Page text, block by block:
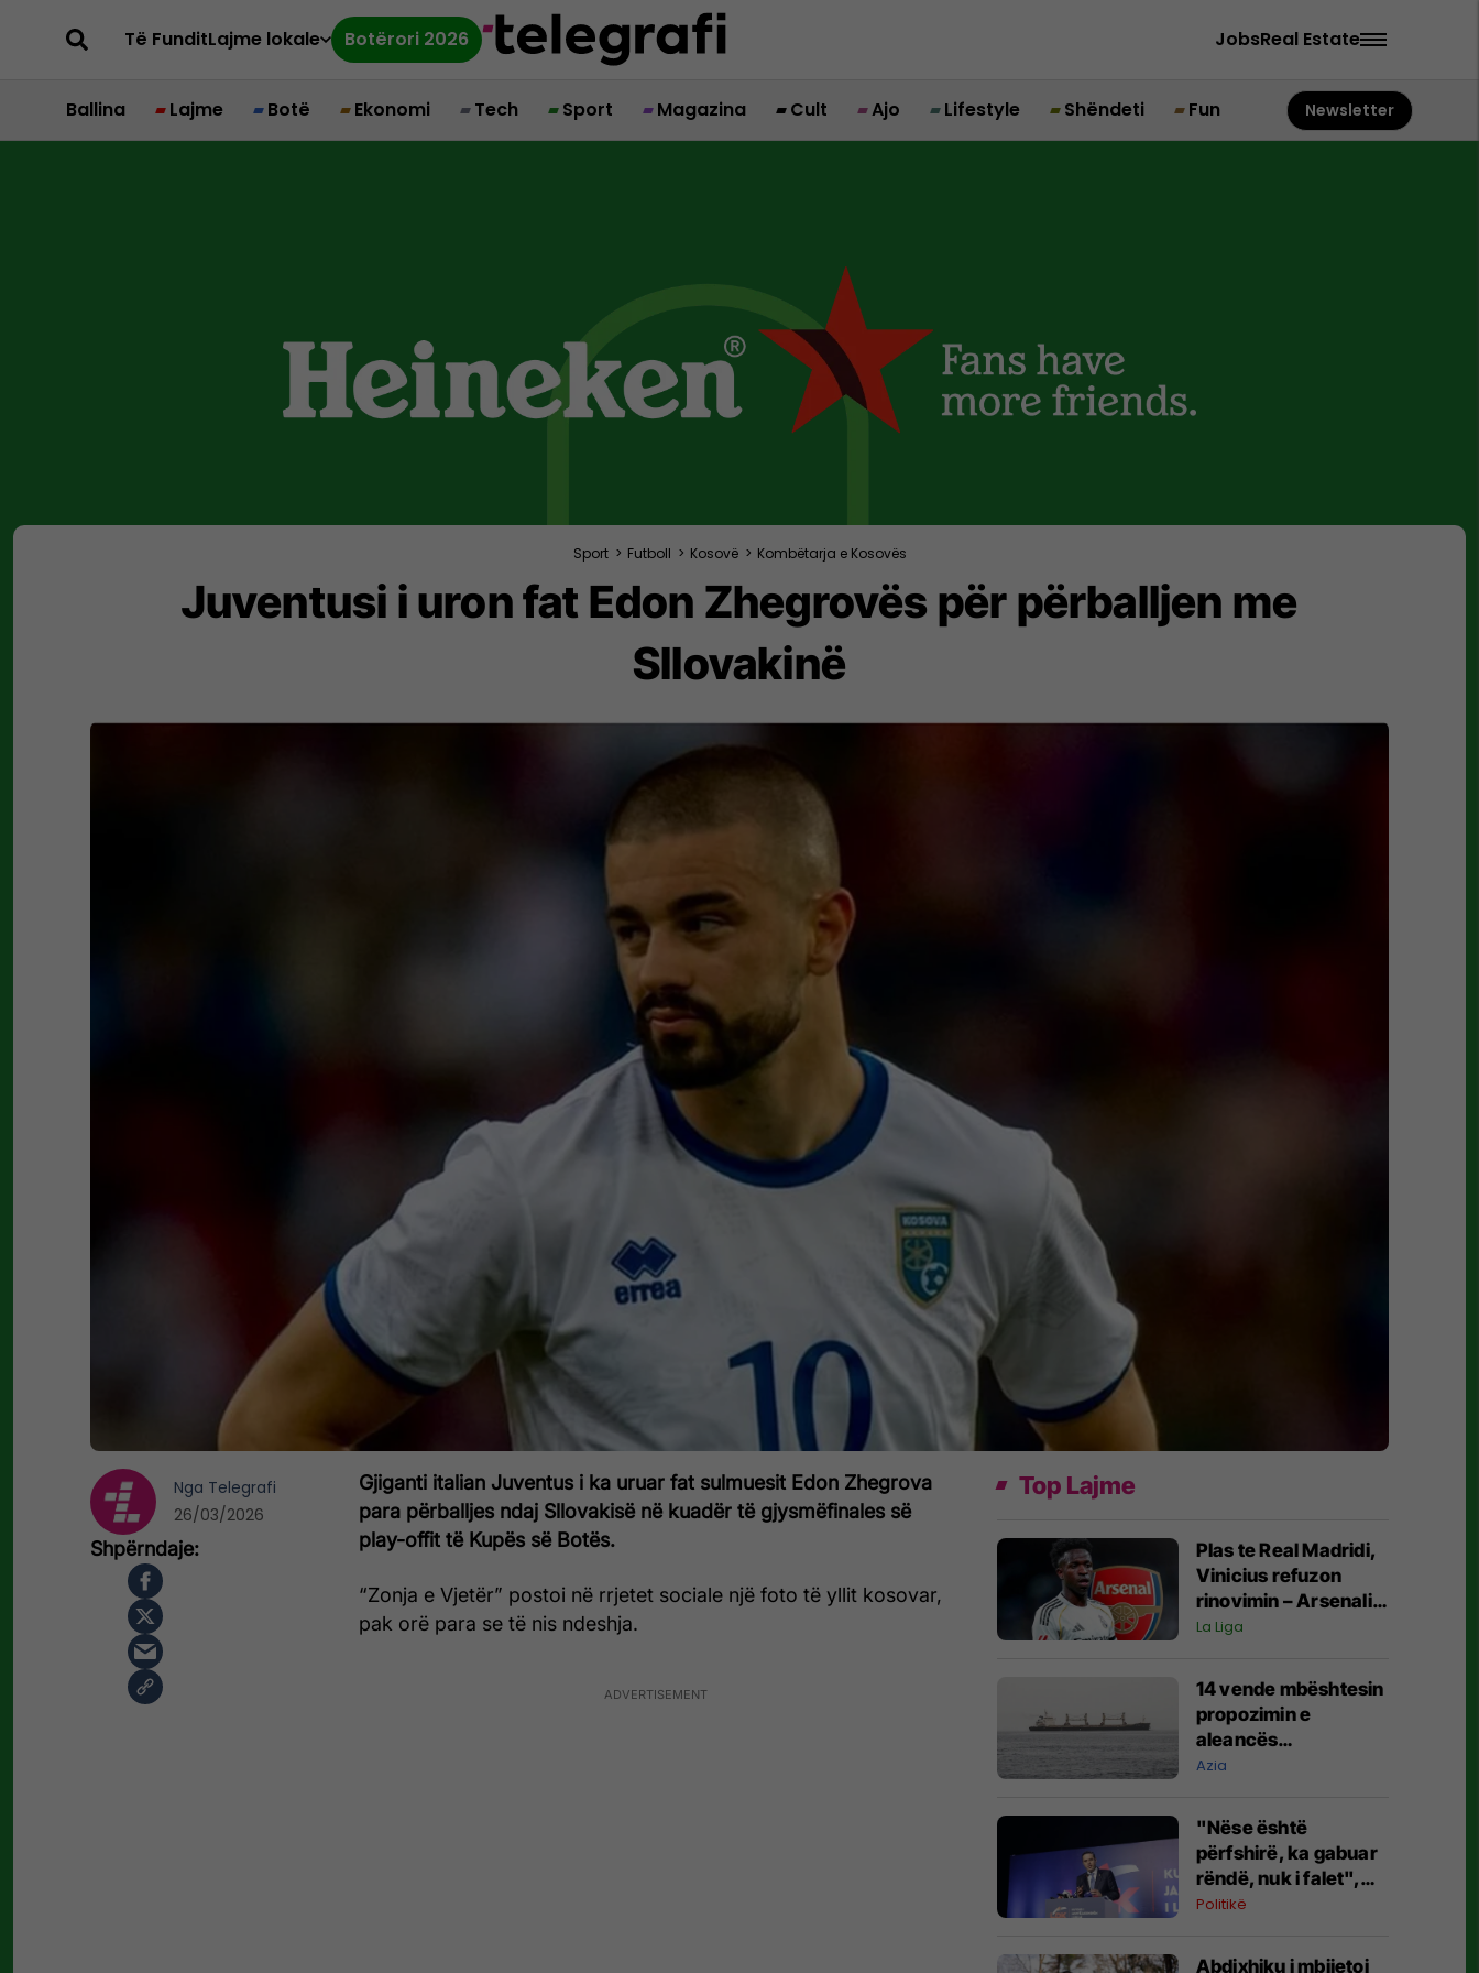
Të FunditLajme lokale Botërori 2026 JobsReal Estate
Ballina Lajme Botë Ekonomi Tech Sport Magazina Cult Ajo Lifestyle Shëndeti Fun Newsletter
Sport > Futboll > Kosovë > Kombëtarja e Kosovës
Juventusi i uron fat Edon Zhegrovës për përballjen me
Sllovakinë
Gjiganti italian Juventus i ka uruar fat sulmuesit Edon Zhegrova
para përballjes ndaj Sllovakisë në kuadër të gjysmëfinales së
play-offit të Kupës së Botës.
“Zonja e Vjetër” postoi në rrjetet sociale një foto të yllit kosovar,
pak orë para se të nis ndeshja.
Nga Telegrafi
26/03/2026
Top Lajme
Plas te Real Madridi,
Vinicius refuzon
rinovimin – Arsenali
gati ofertën 140
La Liga
14 vende mbështesin
propozimin e
aleancës
shumëkombëshe të
udhëhequr nga
Arabia Saudite
Azia
"Nëse është
përfshirë, ka gabuar
rëndë, nuk i falet",
Abdixhiku i çon
Ramës
Politikë
Abdixhiku i mbijetoi